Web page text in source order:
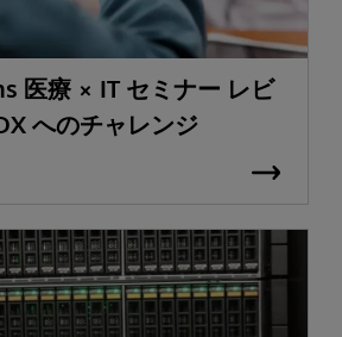
医療 × IT セミナー レビ
へのチャレンジ